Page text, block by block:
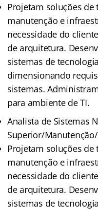
Projetam soluções
manutenção e
necessidade do
de arquitetura.
sistemas de
dimensionando
sistemas.
para ambiente de TI.
Analista de Sistemas
Superior/
Projetam soluções
manutenção e
necessidade do
de arquitetura.
sistemas de